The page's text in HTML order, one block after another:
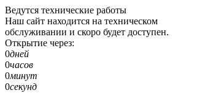
Ведутся технические работы
Наш сайт находится на техническом
обслуживании и скоро будет доступен.
Открытие через:
0дней
0часов
0минут
0секунд